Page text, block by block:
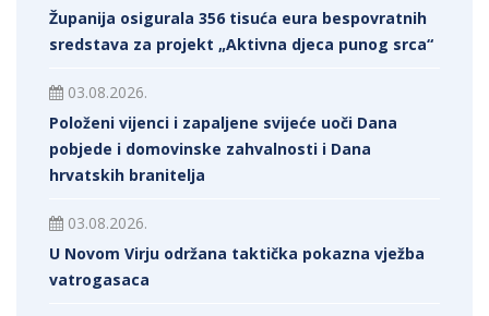
Županija osigurala 356 tisuća eura bespovratnih
sredstava za projekt „Aktivna djeca punog srca“
03.08.2026.
Položeni vijenci i zapaljene svijeće uoči Dana
pobjede i domovinske zahvalnosti i Dana
hrvatskih branitelja
03.08.2026.
U Novom Virju održana taktička pokazna vježba
vatrogasaca